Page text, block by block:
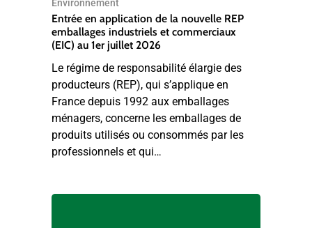
Environnement
Entrée en application de la nouvelle REP
emballages industriels et commerciaux
(EIC) au 1er juillet 2026
Le régime de responsabilité élargie des
producteurs (REP), qui s’applique en
France depuis 1992 aux emballages
ménagers, concerne les emballages de
produits utilisés ou consommés par les
professionnels et qui…